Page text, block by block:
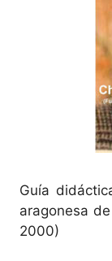
Guía
aragonesa
2000)